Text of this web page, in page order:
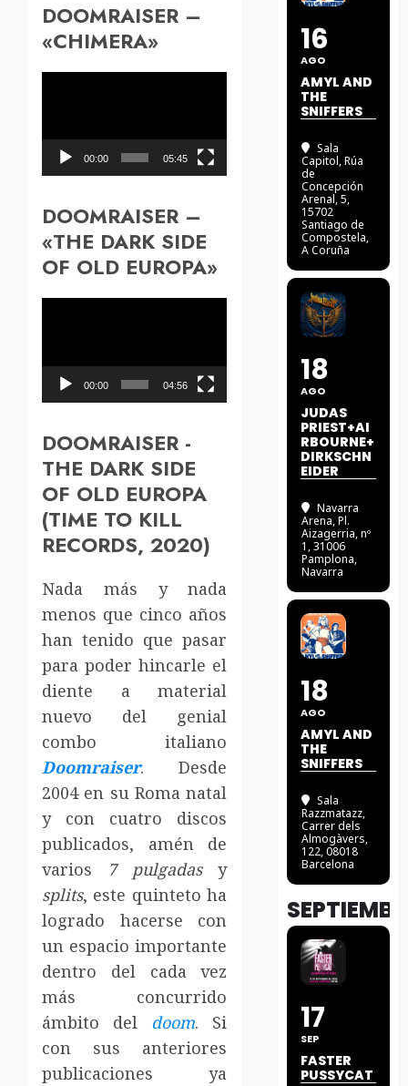
DOOMRAISER –
«CHIMERA»
vídeo
00:00 05:45
DOOMRAISER –
«THE DARK SIDE
OF OLD EUROPA»
vídeo
00:00 04:56
DOOMRAISER -
THE DARK SIDE
OF OLD EUROPA
(TIME TO KILL
RECORDS, 2020)
Nada más y nada
menos que cinco años
han tenido que pasar
para poder hincarle el
diente a material
nuevo del genial
combo italiano
Doomraiser. Desde
2004 en su Roma natal
y con cuatro discos
publicados, amén de
varios 7 pulgadasy
splits, este quinteto ha
logrado hacerse con
un espacio importante
dentro del cada vez
más concurrido
ámbito del doom. Si
con sus anteriores
publicaciones ya
16
AGO
AMYL AND
THE
SNIFFERS
Sala
Capitol, Rúa
de
Concepción
Arenal, 5,
15702
Santiago de
Compostela,
A Coruña
18
AGO
JUDAS
PRIEST+AI
RBOURNE+
DIRKSCHN
EIDER
Navarra
Arena, Pl.
Aizagerria, nº
1, 31006
Pamplona,
Navarra
18
AGO
AMYL AND
THE
SNIFFERS
Sala
Razzmatazz,
Carrer dels
Almogàvers,
122, 08018
Barcelona
17
SEP
FASTER
PUSSYCAT